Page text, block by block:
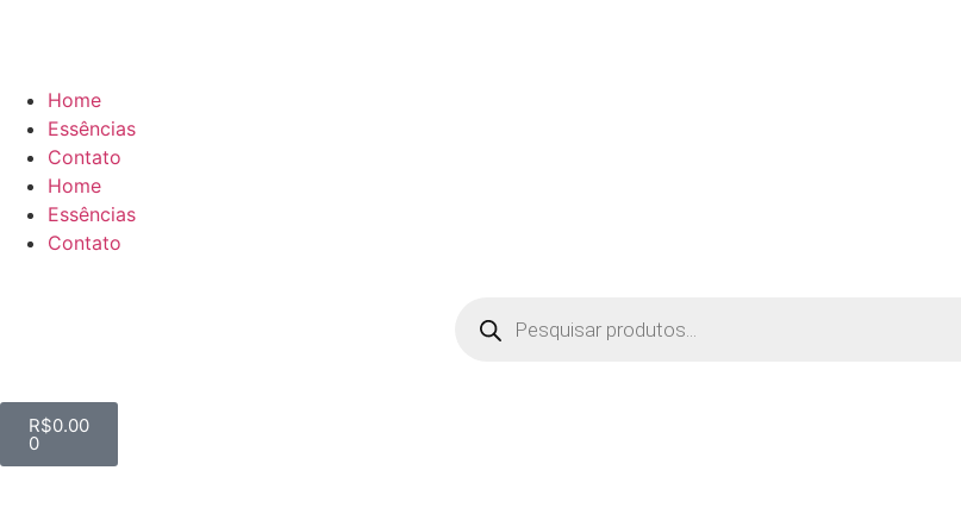
Home
Essências
Contato
Home
Essências
Contato
R$0.00
0